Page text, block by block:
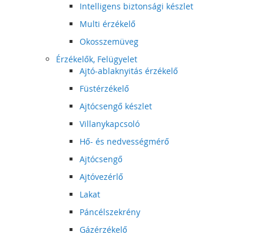
Intelligens biztonsági készlet
Multi érzékelő
Okosszemüveg
Érzékelők, Felügyelet
Ajtó-ablaknyitás érzékelő
Füstérzékelő
Ajtócsengő készlet
Villanykapcsoló
Hő- és nedvességmérő
Ajtócsengő
Ajtóvezérlő
Lakat
Páncélszekrény
Gázérzékelő